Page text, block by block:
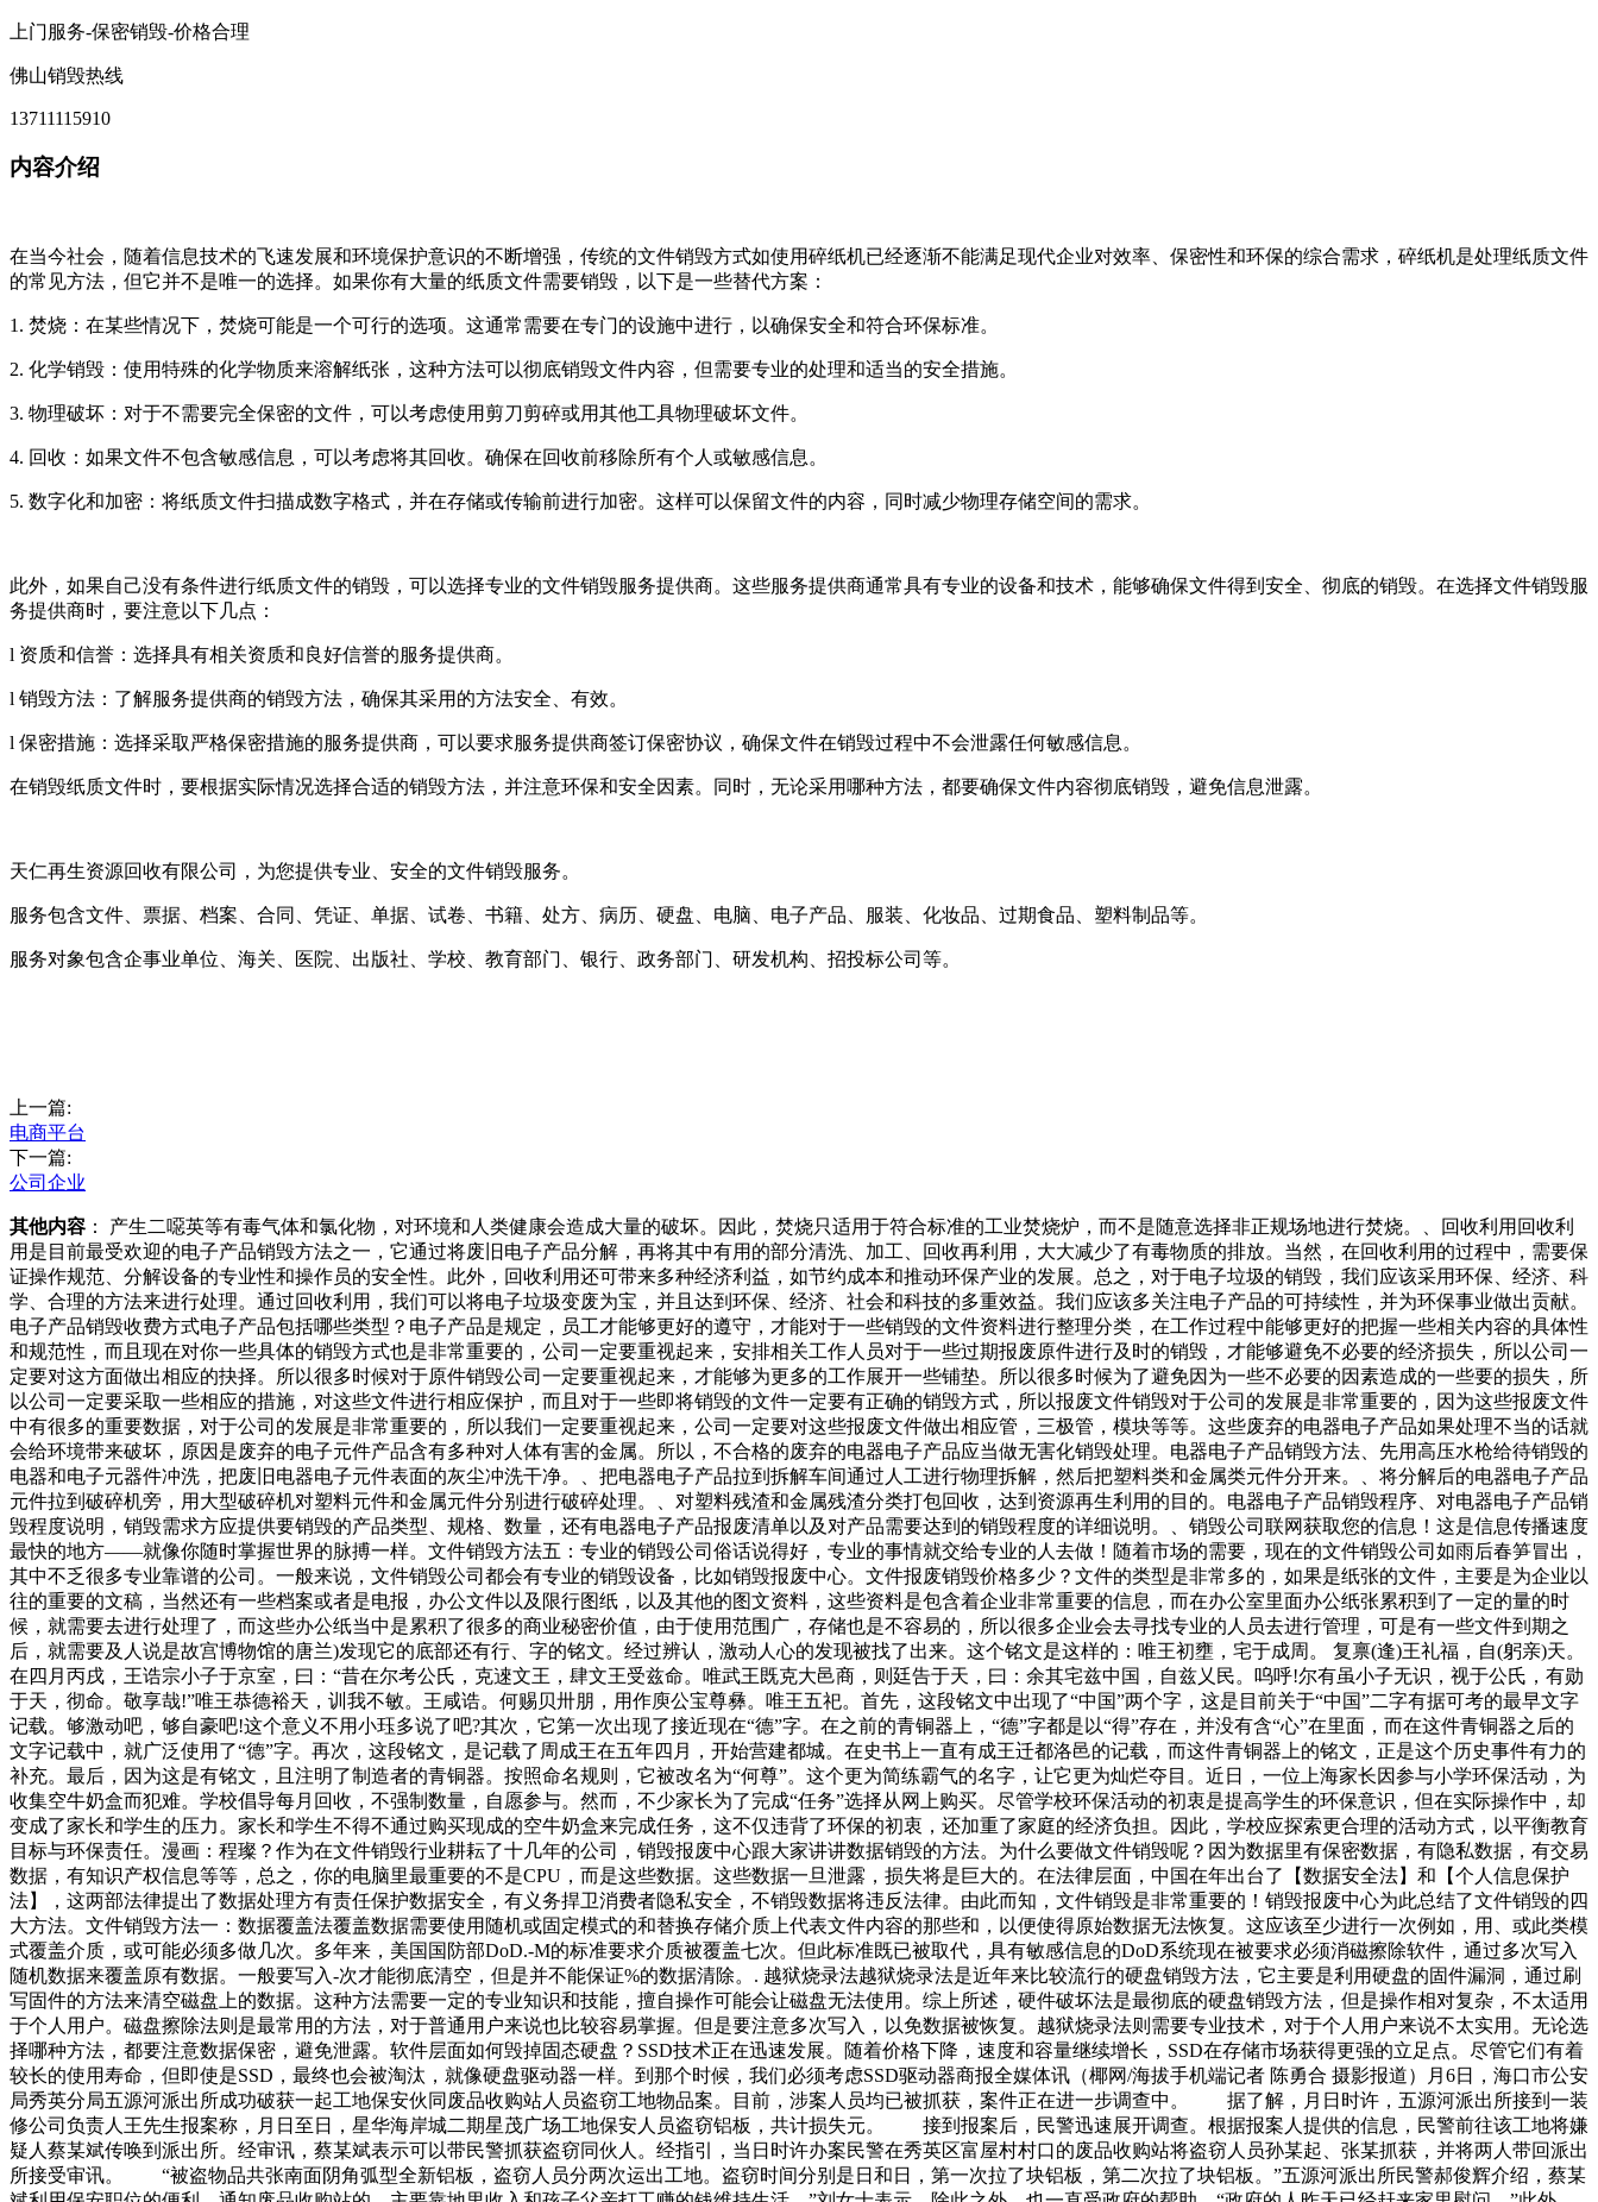
上门服务-保密销毁-价格合理
佛山销毁热线
13711115910
内容介绍
在当今社会，随着信息技术的飞速发展和环境保护意识的不断增强，传统的文件销毁方式如使用碎纸机已经逐渐不能满足现代企业对效率、保密性和环保的综合需求，碎纸机是处理纸质文件
的常见方法，但它并不是唯一的选择。如果你有大量的纸质文件需要销毁，以下是一些替代方案：
1. 焚烧：在某些情况下，焚烧可能是一个可行的选项。这通常需要在专门的设施中进行，以确保安全和符合环保标准。
2. 化学销毁：使用特殊的化学物质来溶解纸张，这种方法可以彻底销毁文件内容，但需要专业的处理和适当的安全措施。
3. 物理破坏：对于不需要完全保密的文件，可以考虑使用剪刀剪碎或用其他工具物理破坏文件。
4. 回收：如果文件不包含敏感信息，可以考虑将其回收。确保在回收前移除所有个人或敏感信息。
5. 数字化和加密：将纸质文件扫描成数字格式，并在存储或传输前进行加密。这样可以保留文件的内容，同时减少物理存储空间的需求。
此外，如果自己没有条件进行纸质文件的销毁，可以选择专业的文件销毁服务提供商。这些服务提供商通常具有专业的设备和技术，能够确保文件得到安全、彻底的销毁。在选择文件销毁服
务提供商时，要注意以下几点：
l 资质和信誉：选择具有相关资质和良好信誉的服务提供商。
l 销毁方法：了解服务提供商的销毁方法，确保其采用的方法安全、有效。
l 保密措施：选择采取严格保密措施的服务提供商，可以要求服务提供商签订保密协议，确保文件在销毁过程中不会泄露任何敏感信息。
在销毁纸质文件时，要根据实际情况选择合适的销毁方法，并注意环保和安全因素。同时，无论采用哪种方法，都要确保文件内容彻底销毁，避免信息泄露。
天仁再生资源回收有限公司，为您提供专业、安全的文件销毁服务。
服务包含文件、票据、档案、合同、凭证、单据、试卷、书籍、处方、病历、硬盘、电脑、电子产品、服装、化妆品、过期食品、塑料制品等。
服务对象包含企事业单位、海关、医院、出版社、学校、教育部门、银行、政务部门、研发机构、招投标公司等。
上一篇:
电商平台
下一篇:
公司企业
其他内容 ： 产生二噁英等有毒气体和氯化物，对环境和人类健康会造成大量的破坏。因此，焚烧只适用于符合标准的工业焚烧炉，而不是随意选择非正规场地进行焚烧。、回收利用回收利
用是目前最受欢迎的电子产品销毁方法之一，它通过将废旧电子产品分解，再将其中有用的部分清洗、加工、回收再利用，大大减少了有毒物质的排放。当然，在回收利用的过程中，需要保
证操作规范、分解设备的专业性和操作员的安全性。此外，回收利用还可带来多种经济利益，如节约成本和推动环保产业的发展。总之，对于电子垃圾的销毁，我们应该采用环保、经济、科
学、合理的方法来进行处理。通过回收利用，我们可以将电子垃圾变废为宝，并且达到环保、经济、社会和科技的多重效益。我们应该多关注电子产品的可持续性，并为环保事业做出贡献。
电子产品销毁收费方式电子产品包括哪些类型？电子产品是规定，员工才能够更好的遵守，才能对于一些销毁的文件资料进行整理分类，在工作过程中能够更好的把握一些相关内容的具体性
和规范性，而且现在对你一些具体的销毁方式也是非常重要的，公司一定要重视起来，安排相关工作人员对于一些过期报废原件进行及时的销毁，才能够避免不必要的经济损失，所以公司一
定要对这方面做出相应的抉择。所以很多时候对于原件销毁公司一定要重视起来，才能够为更多的工作展开一些铺垫。所以很多时候为了避免因为一些不必要的因素造成的一些要的损失，所
以公司一定要采取一些相应的措施，对这些文件进行相应保护，而且对于一些即将销毁的文件一定要有正确的销毁方式，所以报废文件销毁对于公司的发展是非常重要的，因为这些报废文件
中有很多的重要数据，对于公司的发展是非常重要的，所以我们一定要重视起来，公司一定要对这些报废文件做出相应管，三极管，模块等等。这些废弃的电器电子产品如果处理不当的话就
会给环境带来破坏，原因是废弃的电子元件产品含有多种对人体有害的金属。所以，不合格的废弃的电器电子产品应当做无害化销毁处理。电器电子产品销毁方法、先用高压水枪给待销毁的
电器和电子元器件冲洗，把废旧电器电子元件表面的灰尘冲洗干净。、把电器电子产品拉到拆解车间通过人工进行物理拆解，然后把塑料类和金属类元件分开来。、将分解后的电器电子产品
元件拉到破碎机旁，用大型破碎机对塑料元件和金属元件分别进行破碎处理。、对塑料残渣和金属残渣分类打包回收，达到资源再生利用的目的。电器电子产品销毁程序、对电器电子产品销
毁程度说明，销毁需求方应提供要销毁的产品类型、规格、数量，还有电器电子产品报废清单以及对产品需要达到的销毁程度的详细说明。、销毁公司联网获取您的信息！这是信息传播速度
最快的地方——就像你随时掌握世界的脉搏一样。文件销毁方法五：专业的销毁公司俗话说得好，专业的事情就交给专业的人去做！随着市场的需要，现在的文件销毁公司如雨后春笋冒出，
其中不乏很多专业靠谱的公司。一般来说，文件销毁公司都会有专业的销毁设备，比如销毁报废中心。文件报废销毁价格多少？文件的类型是非常多的，如果是纸张的文件，主要是为企业以
往的重要的文稿，当然还有一些档案或者是电报，办公文件以及限行图纸，以及其他的图文资料，这些资料是包含着企业非常重要的信息，而在办公室里面办公纸张累积到了一定的量的时
候，就需要去进行处理了，而这些办公纸当中是累积了很多的商业秘密价值，由于使用范围广，存储也是不容易的，所以很多企业会去寻找专业的人员去进行管理，可是有一些文件到期之
后，就需要及人说是故宫博物馆的唐兰)发现它的底部还有行、字的铭文。经过辨认，激动人心的发现被找了出来。这个铭文是这样的：唯王初壅，宅于成周。 复禀(逢)王礼福，自(躬亲)天。
在四月丙戌，王诰宗小子于京室，曰：“昔在尔考公氏，克逨文王，肆文王受兹命。唯武王既克大邑商，则廷告于天，曰：余其宅兹中国，自兹乂民。呜呼!尔有虽小子无识，视于公氏，有勋
于天，彻命。敬享哉!”唯王恭德裕天，训我不敏。王咸诰。何赐贝卅朋，用作庾公宝尊彝。唯王五祀。首先，这段铭文中出现了“中国”两个字，这是目前关于“中国”二字有据可考的最早文字
记载。够激动吧，够自豪吧!这个意义不用小珏多说了吧?其次，它第一次出现了接近现在“德”字。在之前的青铜器上，“德”字都是以“得”存在，并没有含“心”在里面，而在这件青铜器之后的
文字记载中，就广泛使用了“德”字。再次，这段铭文，是记载了周成王在五年四月，开始营建都城。在史书上一直有成王迁都洛邑的记载，而这件青铜器上的铭文，正是这个历史事件有力的
补充。最后，因为这是有铭文，且注明了制造者的青铜器。按照命名规则，它被改名为“何尊”。这个更为简练霸气的名字，让它更为灿烂夺目。近日，一位上海家长因参与小学环保活动，为
收集空牛奶盒而犯难。学校倡导每月回收，不强制数量，自愿参与。然而，不少家长为了完成“任务”选择从网上购买。尽管学校环保活动的初衷是提高学生的环保意识，但在实际操作中，却
变成了家长和学生的压力。家长和学生不得不通过购买现成的空牛奶盒来完成任务，这不仅违背了环保的初衷，还加重了家庭的经济负担。因此，学校应探索更合理的活动方式，以平衡教育
目标与环保责任。漫画：程璨？作为在文件销毁行业耕耘了十几年的公司，销毁报废中心跟大家讲讲数据销毁的方法。为什么要做文件销毁呢？因为数据里有保密数据，有隐私数据，有交易
数据，有知识产权信息等等，总之，你的电脑里最重要的不是CPU，而是这些数据。这些数据一旦泄露，损失将是巨大的。在法律层面，中国在年出台了【数据安全法】和【个人信息保护
法】，这两部法律提出了数据处理方有责任保护数据安全，有义务捍卫消费者隐私安全，不销毁数据将违反法律。由此而知，文件销毁是非常重要的！销毁报废中心为此总结了文件销毁的四
大方法。文件销毁方法一：数据覆盖法覆盖数据需要使用随机或固定模式的和替换存储介质上代表文件内容的那些和，以便使得原始数据无法恢复。这应该至少进行一次例如，用、或此类模
式覆盖介质，或可能必须多做几次。多年来，美国国防部DoD.-M的标准要求介质被覆盖七次。但此标准既已被取代，具有敏感信息的DoD系统现在被要求必须消磁擦除软件，通过多次写入
随机数据来覆盖原有数据。一般要写入-次才能彻底清空，但是并不能保证%的数据清除。. 越狱烧录法越狱烧录法是近年来比较流行的硬盘销毁方法，它主要是利用硬盘的固件漏洞，通过刷
写固件的方法来清空磁盘上的数据。这种方法需要一定的专业知识和技能，擅自操作可能会让磁盘无法使用。综上所述，硬件破坏法是最彻底的硬盘销毁方法，但是操作相对复杂，不太适用
于个人用户。磁盘擦除法则是最常用的方法，对于普通用户来说也比较容易掌握。但是要注意多次写入，以免数据被恢复。越狱烧录法则需要专业技术，对于个人用户来说不太实用。无论选
择哪种方法，都要注意数据保密，避免泄露。软件层面如何毁掉固态硬盘？SSD技术正在迅速发展。随着价格下降，速度和容量继续增长，SSD在存储市场获得更强的立足点。尽管它们有着
较长的使用寿命，但即使是SSD，最终也会被淘汰，就像硬盘驱动器一样。到那个时候，我们必须考虑SSD驱动器商报全媒体讯（椰网/海拔手机端记者 陈勇合 摄影报道）月6日，海口市公安
局秀英分局五源河派出所成功破获一起工地保安伙同废品收购站人员盗窃工地物品案。目前，涉案人员均已被抓获，案件正在进一步调查中。 据了解，月日时许，五源河派出所接到一装
修公司负责人王先生报案称，月日至日，星华海岸城二期星茂广场工地保安人员盗窃铝板，共计损失元。 接到报案后，民警迅速展开调查。根据报案人提供的信息，民警前往该工地将嫌
疑人蔡某斌传唤到派出所。经审讯，蔡某斌表示可以带民警抓获盗窃同伙人。经指引，当日时许办案民警在秀英区富屋村村口的废品收购站将盗窃人员孙某起、张某抓获，并将两人带回派出
所接受审讯。 “被盗物品共张南面阴角弧型全新铝板，盗窃人员分两次运出工地。盗窃时间分别是日和日，第一次拉了块铝板，第二次拉了块铝板。”五源河派出所民警郝俊辉介绍，蔡某